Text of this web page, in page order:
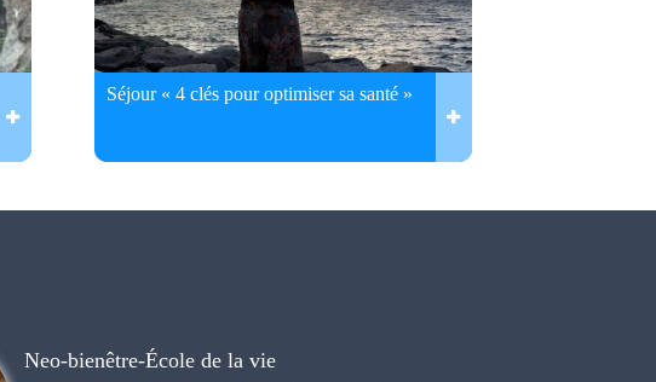
Séjour « 4 clés pour optimiser sa santé »
Neo-bienêtre-École de la vie